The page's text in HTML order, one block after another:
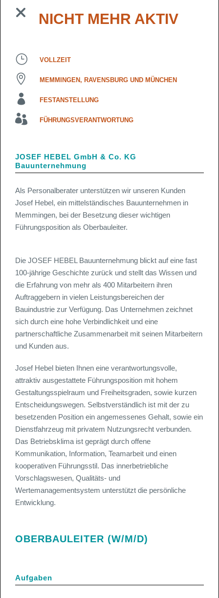
NICHT MEHR AKTIV
VOLLZEIT
MEMMINGEN, RAVENSBURG UND MÜNCHEN
FESTANSTELLUNG
FÜHRUNGSVERANTWORTUNG
JOSEF HEBEL GmbH & Co. KG
Bauunternehmung
Als Personalberater unterstützen wir unseren Kunden
Josef Hebel, ein mittelständisches Bauunternehmen in
Memmingen, bei der Besetzung dieser wichtigen
Führungsposition als Oberbauleiter.
Die JOSEF HEBEL Bauunternehmung blickt auf eine fast
100-jährige Geschichte zurück und stellt das Wissen und
die Erfahrung von mehr als 400 Mitarbeitern ihren
Auftraggebern in vielen Leistungsbereichen der
Bauindustrie zur Verfügung. Das Unternehmen zeichnet
sich durch eine hohe Verbindlichkeit und eine
partnerschaftliche Zusammenarbeit mit seinen Mitarbeitern
und Kunden aus.
Josef Hebel bieten Ihnen eine verantwortungsvolle,
attraktiv ausgestattete Führungsposition mit hohem
Gestaltungsspielraum und Freiheitsgraden, sowie kurzen
Entscheidungswegen. Selbstverständlich ist mit der zu
besetzenden Position ein angemessenes Gehalt, sowie ein
Dienstfahrzeug mit privatem Nutzungsrecht verbunden.
Das Betriebsklima ist geprägt durch offene
Kommunikation, Information, Teamarbeit und einen
kooperativen Führungsstil. Das innerbetriebliche
Vorschlagswesen, Qualitäts- und
Wertemanagementsystem unterstützt die persönliche
Entwicklung.
OBERBAULEITER (W/M/D)
Aufgaben